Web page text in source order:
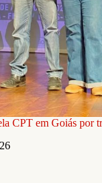
CPT em Goiás por